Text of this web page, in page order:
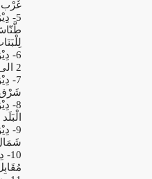
غَرْب
5-
6-
2 الى الشمال كلية نسيبة 500 م
7-
شَرْق
8-
9-